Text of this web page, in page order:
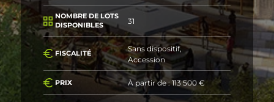
NOMBRE DE LOTS
DISPONIBLES
31
FISCALITÉ
Sans dispositif,
Accession
PRIX À partir de : 113 500 €